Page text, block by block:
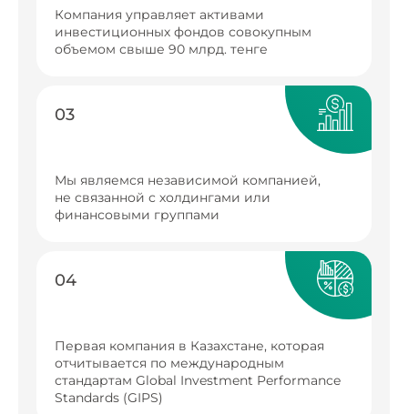
Компания управляет активами
инвестиционных фондов совокупным
объемом свыше 90 млрд. тенге
03
Мы являемся независимой компанией,
не связанной с холдингами или
финансовыми группами
04
Первая компания в Казахстане, которая
отчитывается по международным
стандартам Global Investment Performance
Standards (GIPS)